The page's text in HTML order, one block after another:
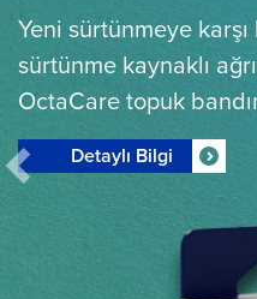
Yeni sürtünmeye
sürtünme kaynaklı
OctaCare topuk
Detaylı Bilgi